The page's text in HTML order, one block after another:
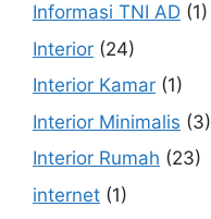
Informasi TNI AD (1)
Interior (24)
Interior Kamar (1)
Interior Minimalis (3)
Interior Rumah (23)
internet (1)